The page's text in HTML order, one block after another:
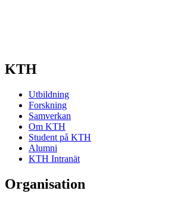
KTH
Utbildning
Forskning
Samverkan
Om KTH
Student på KTH
Alumni
KTH Intranät
Organisation